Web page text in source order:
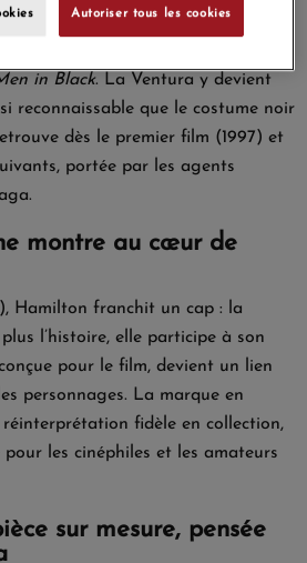
devenu
in Black. La Ventura y devient
reconnaissable que le costume noir
dès le premier film (1997) et
portée par les agents
montre au cœur de
Hamilton franchit un cap : la
l’histoire, elle participe à son
pour le film, devient un lien
personnages. La marque en
fidèle en collection,
les cinéphiles et les amateurs
sur mesure, pensée
Autoriser tous les cookies